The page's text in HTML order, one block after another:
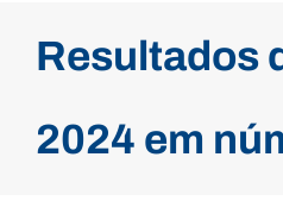
Resultados
2024 em